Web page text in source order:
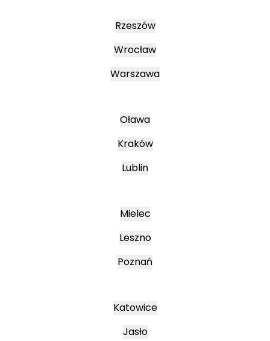
Rzeszów
Wrocław
Warszawa
Oława
Kraków
Lublin
Mielec
Leszno
Poznań
Katowice
Jasło